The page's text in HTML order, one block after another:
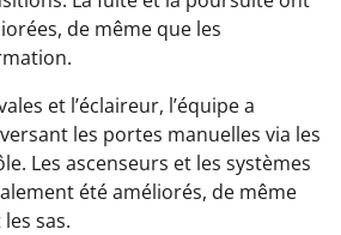
de même que les
et l’éclaireur, l’équipe a
les portes manuelles via les
Les ascenseurs et les systèmes
été améliorés, de même
sas.